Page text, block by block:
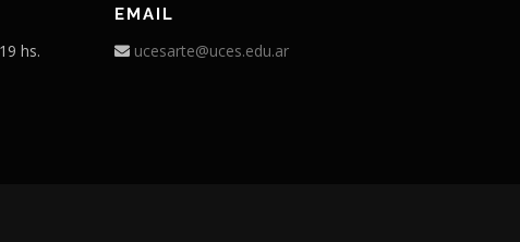
hs.
EMAIL
ucesarte@uces.edu.ar